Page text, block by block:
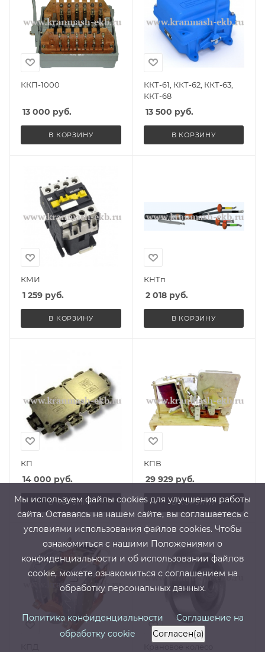
ККП-1000
13 000 руб.
В КОРЗИНУ
ККТ-61, ККТ-62, ККТ-63,
ККТ-68
13 500 руб.
В КОРЗИНУ
КМИ
1 259 руб.
В КОРЗИНУ
КНТп
2 018руб.
В КОРЗИНУ
КП
14 000 руб.
В КОРЗИНУ
КПВ
29 929руб.
В КОРЗИНУ
Мы используем файлы cооkies для улучшения работы
сайта. Оставаясь на нашем сайте, вы соглашаетесь с
условиями использования файлов cооkies. Чтобы
ознакомиться с нашими Положениями о
конфиденциальности и об использовании файлов
cookie, можете ознакомиться с соглашением на
обработку персональных данных.
Политика конфиденциальности
Соглашение на
обработку cookie
Согласен(а)